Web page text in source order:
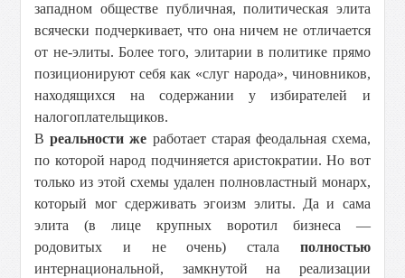
западном обществе публичная, политическая элита
всячески подчеркивает, что она ничем не отличается
от не-элиты. Более того, элитарии в политике прямо
позиционируют себя как «слуг народа», чиновников,
находящихся на содержании у избирателей и
налогоплательщиков.
Вреальности же работает старая феодальная схема,
по которой народ подчиняется аристократии. Но вот
только из этой схемы удален полновластный монарх,
который мог сдерживать эгоизм элиты. Да и сама
элита (в лице крупных воротил бизнеса —
родовитых и не очень) стала полностью
интернациональной, замкнутой на реализации